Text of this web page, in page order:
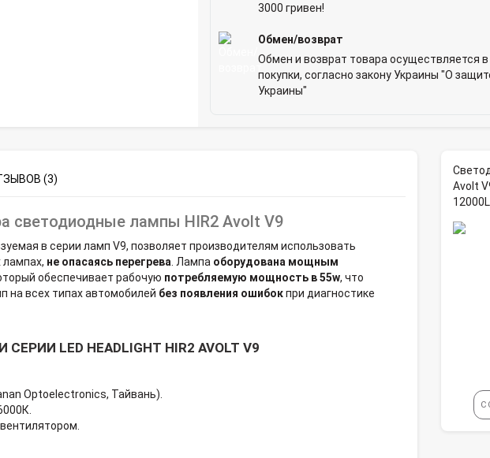
3000 гривен!
Обмен/возврат
Обмен и возврат товара осуществляется
покупки, согласно закону Украины "О
Украины"
(3)
светодиодные лампы HIR2 Avolt V9
в серии ламп V9, позволяет производителям использовать
лампах, не опасаясь перегрева . Лампа оборудована мощным
обеспечивает рабочую потребляемую мощность в 55w, что
на всех типах автомобилей без появления ошибокпри диагностике
LED HEADLIGHT HIR2 AVOLT V9
Optoelectronics, Тайвань).
Avolt